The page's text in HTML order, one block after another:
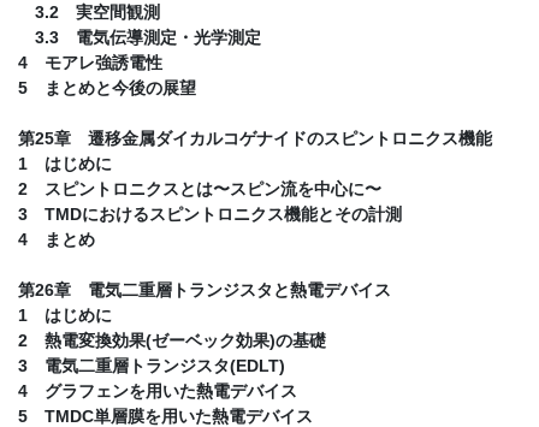
3.2 実空間観測
3.3 電気伝導測定・光学測定
4 モアレ強誘電性
5 まとめと今後の展望
第25章 遷移金属ダイカルコゲナイドのスピントロニクス機能
1 はじめに
2 スピントロニクスとは〜スピン流を中心に〜
3 TMDにおけるスピントロニクス機能とその計測
4 まとめ
第26章 電気二重層トランジスタと熱電デバイス
1 はじめに
2 熱電変換効果(ゼーベック効果)の基礎
3 電気二重層トランジスタ(EDLT)
4 グラフェンを用いた熱電デバイス
5 TMDC単層膜を用いた熱電デバイス